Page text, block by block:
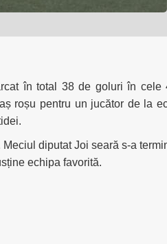
în total 38 de goluri în cele
roșu pentru un jucător de la
diputat Joi seară s-a
echipa favorită.